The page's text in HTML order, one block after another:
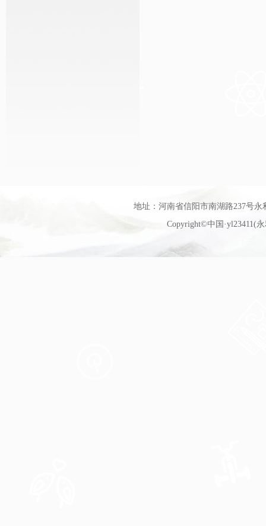
地址：河南省信阳市南湖路237号永
Copyright©中国·yl23411(